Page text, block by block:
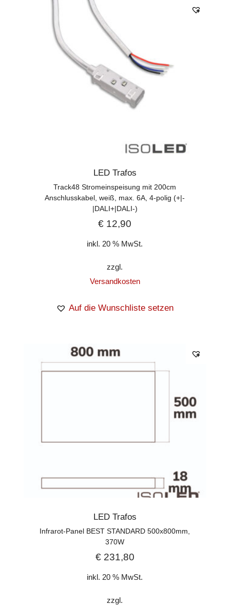
LED Trafos
Track48 Stromeinspeisung mit 200cm
Anschlusskabel, weiß, max. 6A, 4-polig (+|-
|DALI+|DALI-)
€ 12,90
inkl. 20 % MwSt.
zzgl.
Versandkosten
Auf die Wunschliste setzen
LED Trafos
Infrarot-Panel BEST STANDARD 500x800mm,
370W
€231,80
inkl. 20 % MwSt.
zzgl.